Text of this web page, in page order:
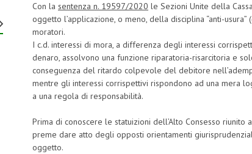
Con lasentenza n. 19597/2020 le Sezioni Unite della
oggetto l’applicazione, o meno, della disciplina “anti-
moratori.
I c.d. interessi di mora, a differenza degli interessi
denaro, assolvono una funzione riparatoria-risarcitoria e
conseguenza del ritardo colpevole del debitore
mentre gli interessi corrispettivi rispondono ad una mera
a una regola di responsabilità.
Prima di conoscere le statuizioni dell’Alto Consesso
preme dare atto degli opposti orientamenti
oggetto.